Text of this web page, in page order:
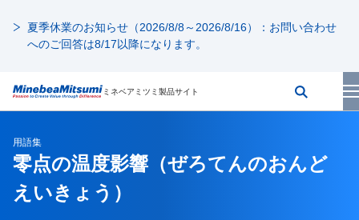
夏季休業のお知らせ（2026/8/8～2026/8/16）：お問い合わせ
へのご回答は8/17以降になります。
ミネベアミツミ製品サイト
用語集
零点の温度影響 （ぜろてんのおんど
えいきょう）